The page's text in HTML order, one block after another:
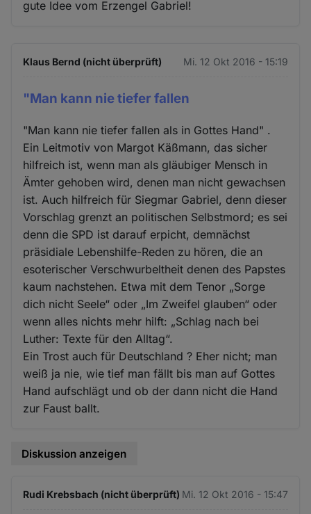
gute Idee vom Erzengel Gabriel!
Klaus Bernd (nicht überprüft) Mi. 12 Okt 2016 - 15:19
"Man kann nie tiefer fallen
"Man kann nie tiefer fallen als in Gottes Hand" .
Ein Leitmotiv von Margot Käßmann, das sicher
hilfreich ist, wenn man als gläubiger Mensch in
Ämter gehoben wird, denen man nicht gewachsen
ist. Auch hilfreich für Siegmar Gabriel, denn dieser
Vorschlag grenzt an politischen Selbstmord; es sei
denn die SPD ist darauf erpicht, demnächst
präsidiale Lebenshilfe-Reden zu hören, die an
esoterischer Verschwurbeltheit denen des Papstes
kaum nachstehen. Etwa mit dem Tenor „Sorge
dich nicht Seele“ oder „Im Zweifel glauben“ oder
wenn alles nichts mehr hilft: „Schlag nach bei
Luther: Texte für den Alltag“.
Ein Trost auch für Deutschland ? Eher nicht; man
weiß ja nie, wie tief man fällt bis man auf Gottes
Hand aufschlägt und ob der dann nicht die Hand
zur Faust ballt.
Diskussion anzeigen
Rudi Krebsbach (nicht überprüft) Mi. 12 Okt 2016 - 15:47